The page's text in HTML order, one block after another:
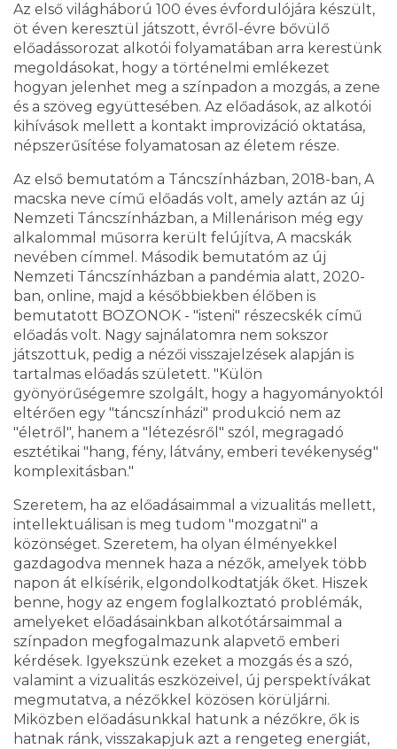
Az első világháború 100 éves évfordulójára készült,
öt éven keresztül játszott, évről-évre bővülő
előadássorozat alkotói folyamatában arra kerestünk
megoldásokat, hogy a történelmi emlékezet
hogyan jelenhet meg a színpadon a mozgás, a zene
és a szöveg együttesében. Az előadások, az alkotói
kihívások mellett a kontakt improvizáció oktatása,
népszerűsítése folyamatosan az életem része.
Az első bemutatóm a Táncszínházban, 2018-ban, A
macska neve című előadás volt, amely aztán az új
Nemzeti Táncszínházban, a Millenárison még egy
alkalommal műsorra került felújítva, A macskák
nevében címmel. Második bemutatóm az új
Nemzeti Táncszínházban a pandémia alatt, 2020-
ban, online, majd a későbbiekben élőben is
bemutatott BOZONOK - "isteni" részecskék című
előadás volt. Nagy sajnálatomra nem sokszor
játszottuk, pedig a nézői visszajelzések alapján is
tartalmas előadás született. "Külön
gyönyörűségemre szolgált, hogy a hagyományoktól
eltérően egy "táncszínházi" produkció nem az
"életről", hanem a "létezésről" szól, megragadó
esztétikai "hang, fény, látvány, emberi tevékenység"
komplexitásban."
Szeretem, ha az előadásaimmal a vizualitás mellett,
intellektuálisan is meg tudom "mozgatni" a
közönséget. Szeretem, ha olyan élményekkel
gazdagodva mennek haza a nézők, amelyek több
napon át elkísérik, elgondolkodtatják őket. Hiszek
benne, hogy az engem foglalkoztató problémák,
amelyeket előadásainkban alkotótársaimmal a
színpadon megfogalmazunk alapvető emberi
kérdések. Igyekszünk ezeket a mozgás és a szó,
valamint a vizualitás eszközeivel, új perspektívákat
megmutatva, a nézőkkel közösen körüljárni.
Miközben előadásunkkal hatunk a nézőkre, ők is
hatnak ránk, visszakapjuk azt a rengeteg energiát,